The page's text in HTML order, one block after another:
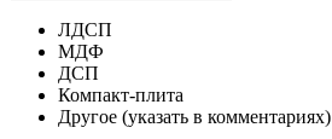
ЛДСП
МДФ
ДСП
Компакт-плита
Другое (указать в комментариях)